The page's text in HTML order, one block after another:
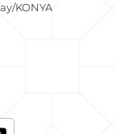
KONYA